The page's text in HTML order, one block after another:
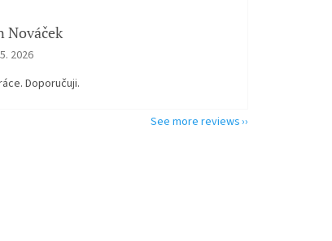
Nováček
store rating is 5 out of 5 stars.
2026
Doporučuji.
See more reviews